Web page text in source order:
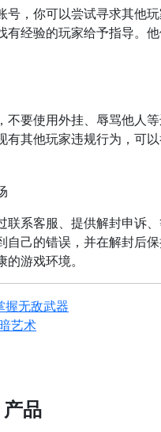
，你可以尝试寻求其他
经验的玩家给予指导。
要使用外挂、辱骂他人
其他玩家违规行为，可
系客服、提供解封申诉
己的错误，并在解封后
游戏环境。
握无敌武器
艺术
产品